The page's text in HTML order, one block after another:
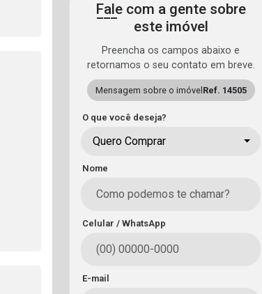
Fale com a gente sobre
este imóvel
Preencha os campos abaixo e
retornamos o seu contato em breve.
Mensagem sobre o imóvel Ref. 14505
O que você deseja?
Quero Comprar
Nome
Celular / WhatsApp
E-mail